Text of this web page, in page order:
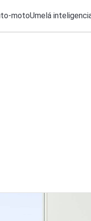
motoUmelá